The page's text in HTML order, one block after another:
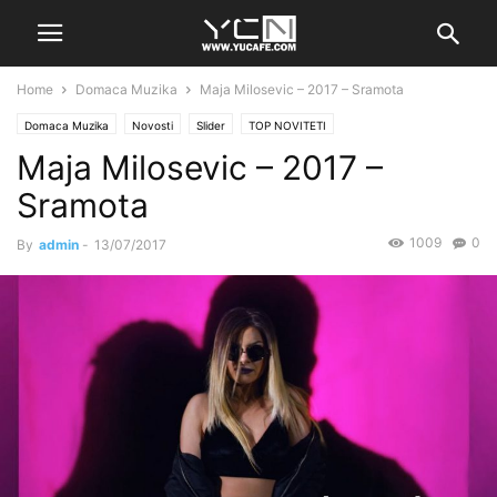
Home Domaca Muzika Maja Milosevic – 2017 – Sramota
Domaca Muzika Novosti Slider TOP NOVITETI
Maja Milosevic – 2017 –
Sramota
By admin - 13/07/2017 0
1009